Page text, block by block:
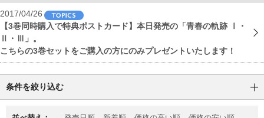
2017/04/26
【3巻同時購入で特典ポストカード】本日発売の「青春の軌跡 Ⅰ・
Ⅱ・Ⅲ」。
こちらの3巻セットをご購入の方にのみプレゼントいたします！
条件を絞り込む